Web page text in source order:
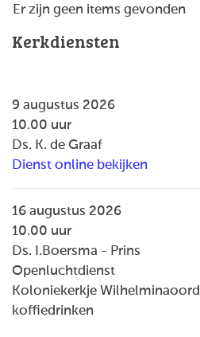
Er zijn geen items gevonden
Kerkdiensten
9 augustus 2026
10.00 uur
Ds. K. de Graaf
Dienst online bekijken
16 augustus 2026
10.00 uur
Ds. I.Boersma - Prins
Openluchtdienst
Koloniekerkje Wilhelminaoord
koffiedrinken